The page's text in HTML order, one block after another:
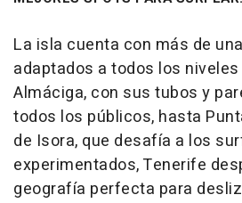
La isla cuenta con más de
adaptados a todos los
Almáciga, con sus tubos y
todos los públicos, hasta
de Isora, que desafía a los
experimentados, Tenerife
geografía perfecta para